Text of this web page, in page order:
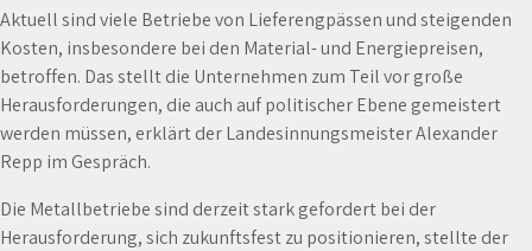
Aktuell sind viele Betriebe von Lieferengpässen und steigenden
Kosten, insbesondere bei den Material- und Energiepreisen,
betroffen. Das stellt die Unternehmen zum Teil vor große
Herausforderungen, die auch auf politischer Ebene gemeistert
werden müssen, erklärt der Landesinnungsmeister Alexander
Repp im Gespräch.
Die Metallbetriebe sind derzeit stark gefordert bei der
Herausforderung, sich zukunftsfest zu positionieren, stellte der